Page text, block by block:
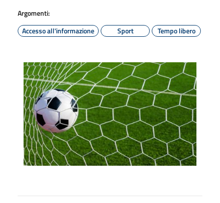
Argomenti:
Accesso all'informazione
Sport Tempo libero